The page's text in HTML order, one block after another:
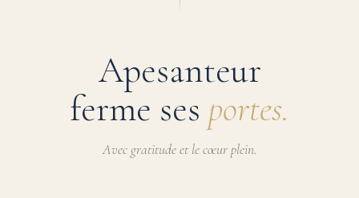
Apesanteur
ferme ses portes.
Avec gratitude et le cœur plein.